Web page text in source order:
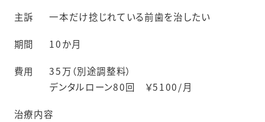
主訴 一本だけ捻じれている前歯を治したい
期間 10か月
費用
35万（別途調整料）
デンタルローン80回 ￥5100/月
治療内容